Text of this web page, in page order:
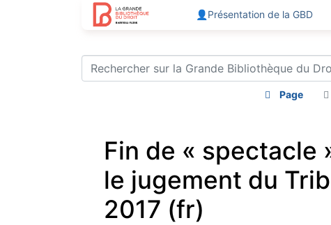
👤Présentation de la GBD
Page
Fin de « spectacle
le jugement du
2017 (fr)